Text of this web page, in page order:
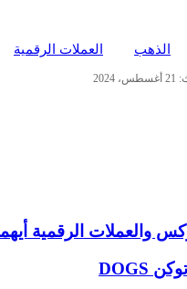
الذهب العملات الرقمية
والعملات الرقمية